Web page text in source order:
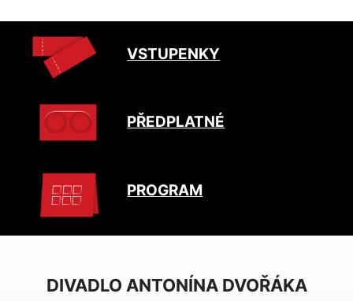
VSTUPENKY
PŘEDPLATNÉ
PROGRAM
DIVADLO ANTONÍNA DVOŘÁKA